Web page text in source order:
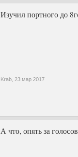
Изучил портного до
Krab, 23 мар 2017
А что, опять за